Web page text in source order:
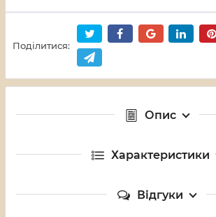
Поділитися:
Опис
Характеристики
Відгуки